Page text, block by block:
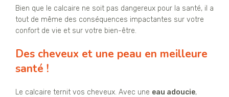
Bien que le calcaire ne soit pas dangereux pour la santé, il a
tout de même des conséquences impactantes sur votre
confort de vie et sur votre bien-être.
Des cheveux et une peau en meilleure
santé !
Le calcaire ternit vos cheveux. Avec une eau adoucie,